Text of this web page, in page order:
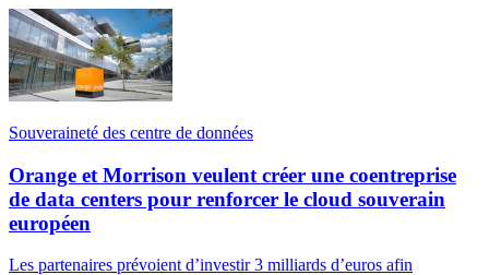
Souveraineté des centre de données
Orange et Morrison veulent créer une coentreprise
de data centers pour renforcer le cloud souverain
européen
Les partenaires prévoient d’investir 3 milliards d’euros afin